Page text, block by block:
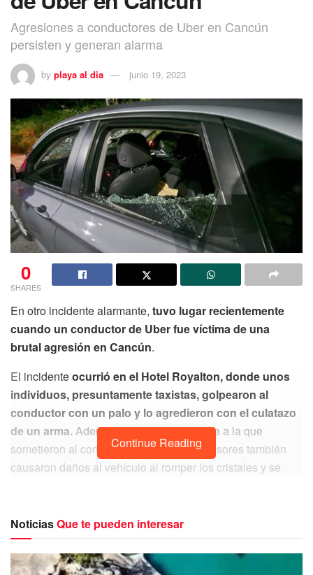
Agresiones a conductores de Uber en Cancún
persisten y generan alarma
by playa al dia junio 19, 2023
0
SHARES
En otro incidente alarmante, tuvo lugar recientemente
cuando un conductor de Uber fue víctima de una
brutal agresión en Cancún.
El incidenteocurrió en el Hotel Royalton, donde unos
individuos, presuntamente taxistas, golpearon al
conductor con un palo y lo agredieron con el culatazo
de un arma.Además de la violencia física a la que
sometieron al conductor de Uber, los agresores también
causaron daños al vehículo al romper los cristales y se
Continue Reading
NoticiasQue te pueden interesar